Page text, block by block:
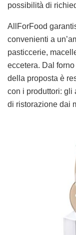
possibilità di
AllForFood
convenienti a
pasticcerie,
eccetera. Dal
della proposta è
con i produttori: gli
di ristorazione dai